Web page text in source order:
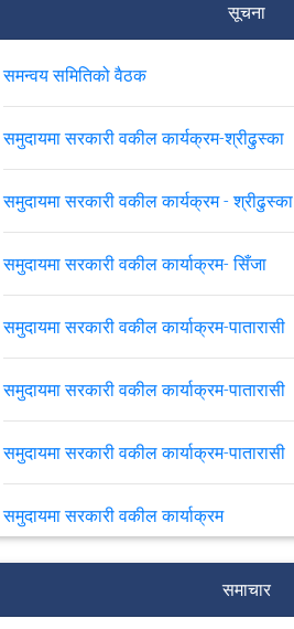
सूचना
समन्वय समितिको वैठक
समुदायमा सरकारी वकील कार्यक्रम-श्रीढुस्का
समुदायमा सरकारी वकील कार्यक्रम - श्रीढुस्का
समुदायमा सरकारी वकील कार्याक्रम- सिँजा
समुदायमा सरकारी वकील कार्याक्रम-पातारासी
समुदायमा सरकारी वकील कार्याक्रम-पातारासी
समुदायमा सरकारी वकील कार्याक्रम-पातारासी
समुदायमा सरकारी वकील कार्याक्रम
समाचार